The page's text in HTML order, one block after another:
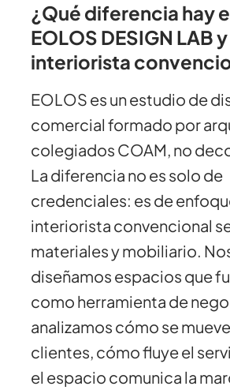
¿Qué diferencia hay
EOLOS DESIGN LAB
interiorista
EOLOS es un estudio de
comercial formado por
colegiados COAM, no
La diferencia no es solo de
credenciales: es de
interiorista convencional
materiales y mobiliario.
diseñamos espacios que
como herramienta de
analizamos cómo se
clientes, cómo fluye el
el espacio comunica la